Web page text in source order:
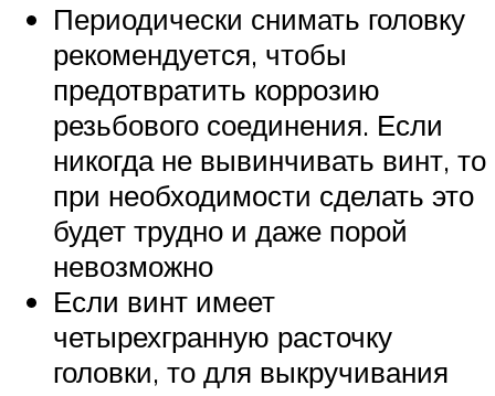
Периодически снимать головку
рекомендуется, чтобы
предотвратить коррозию
резьбового соединения. Если
никогда не вывинчивать винт, то
при необходимости сделать это
будет трудно и даже порой
невозможно
Если винт имеет
четырехгранную расточку
головки, то для выкручивания